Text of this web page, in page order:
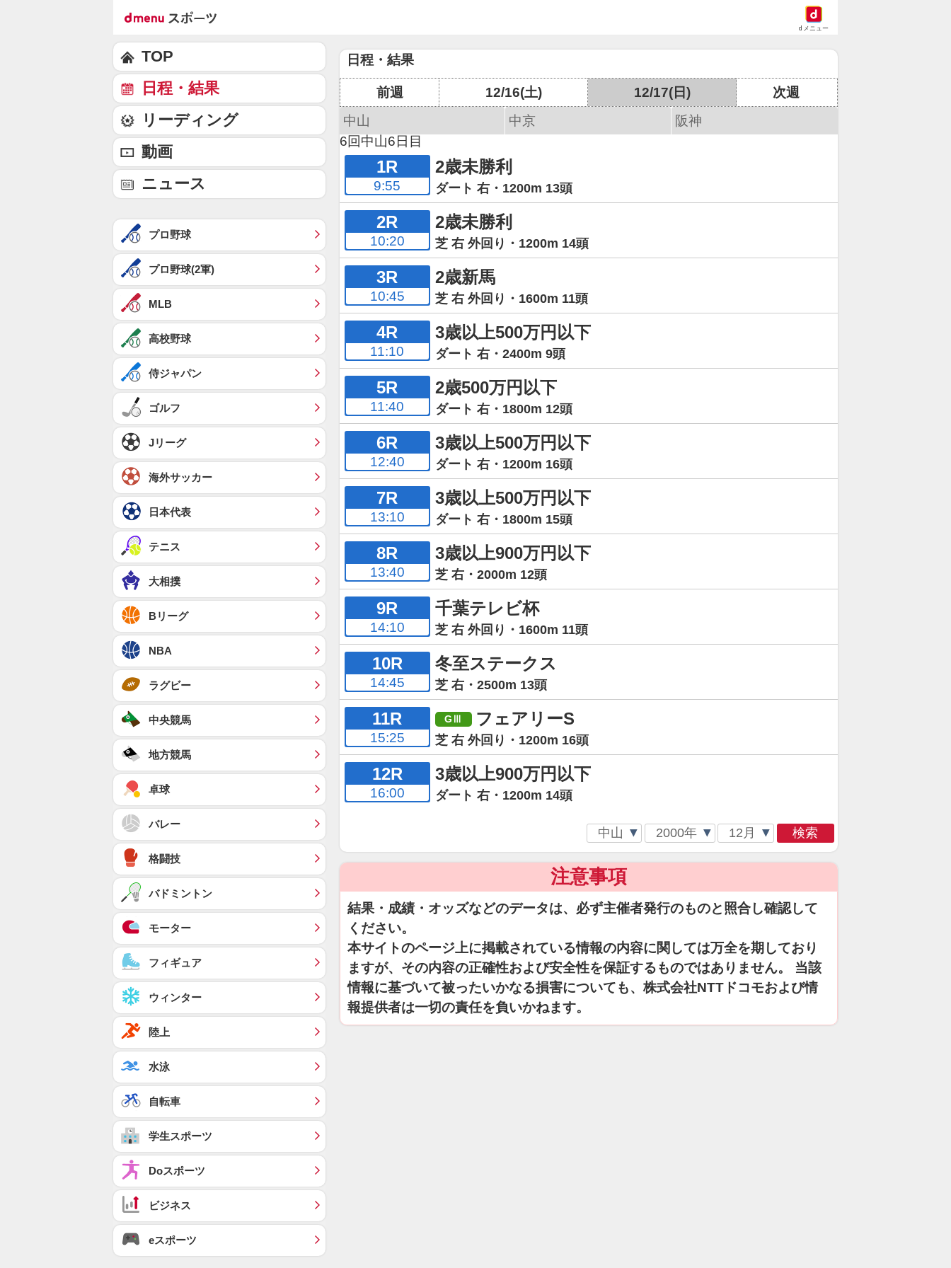
dメニュー
日程・結果
前週 12/16(土) 12/17(日)
次週
中山
中京
阪神
6回中山6日目
1R
9:55
2歳未勝利
ダート 右・1200m 13頭
2R
10:20
2歳未勝利
芝 右 外回り・1200m 14頭
3R
10:45
2歳新馬
芝 右 外回り・1600m 11頭
4R
11:10
3歳以上500万円以下
ダート 右・2400m 9頭
5R
11:40
2歳500万円以下
ダート 右・1800m 12頭
6R
12:40
3歳以上500万円以下
ダート 右・1200m 16頭
7R
13:10
3歳以上500万円以下
ダート 右・1800m 15頭
8R
13:40
3歳以上900万円以下
芝 右・2000m 12頭
9R
14:10
千葉テレビ杯
芝 右 外回り・1600m 11頭
10R
14:45
冬至ステークス
芝 右・2500m 13頭
11R
15:25
フェアリーS
芝 右 外回り・1200m 16頭
12R
16:00
3歳以上900万円以下
ダート 右・1200m 14頭
検索
注意事項
結果・成績・オッズなどのデータは、必ず主催者発行のものと照合し確認して
ください。
本サイトのページ上に掲載されている情報の内容に関しては万全を期しており
ますが、その内容の正確性および安全性を保証するものではありません。 当該
情報に基づいて被ったいかなる損害についても、株式会社NTTドコモおよび情
報提供者は一切の責任を負いかねます。
TOP
日程・結果
リーディング
動画
ニュース
プロ野球
プロ野球(2軍)
MLB
高校野球
侍ジャパン
ゴルフ
Jリーグ
海外サッカー
日本代表
テニス
大相撲
Bリーグ
NBA
ラグビー
中央競馬
地方競馬
卓球
バレー
格闘技
バドミントン
モーター
フィギュア
ウィンター
陸上
水泳
自転車
学生スポーツ
Doスポーツ
ビジネス
eスポーツ